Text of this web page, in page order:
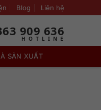
Blog Liên hệ
909 636
SẢN XUẤT